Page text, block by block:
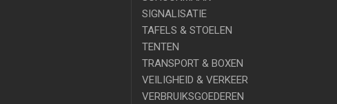
SIGNALISATIE
TAFELS & STOELEN
TENTEN
TRANSPORT & BOXEN
VEILIGHEID & VERKEER
VERBRUIKSGOEDEREN